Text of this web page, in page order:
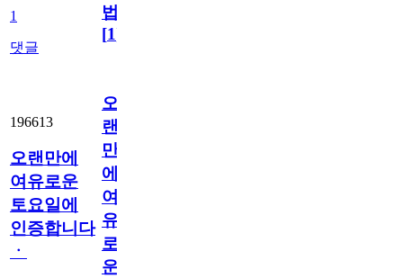
1
댓글
법
[1]
196613
오랜만에
여유로운
토요일에
인증합니다
ㆍ
오
랜
만
에
여
유
로
운